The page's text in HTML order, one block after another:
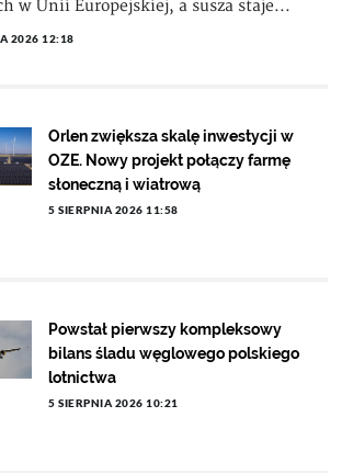
w Unii Europejskiej, a susza staje...
2026 12:18
Orlen zwiększa skalę inwestycji w
OZE. Nowy projekt połączy farmę
słoneczną i wiatrową
5 SIERPNIA 2026 11:58
Powstał pierwszy kompleksowy
bilans śladu węglowego polskiego
lotnictwa
5 SIERPNIA 2026 10:21